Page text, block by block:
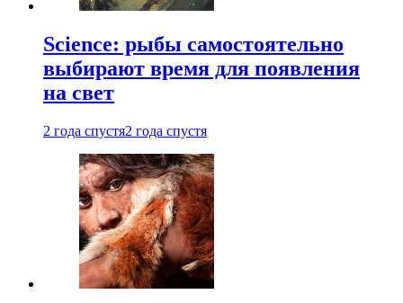
Science: рыбы самостоятельно
выбирают время для появления
на свет
2 года спустя2 года спустя